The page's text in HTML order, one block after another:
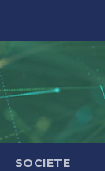
SOCIETE